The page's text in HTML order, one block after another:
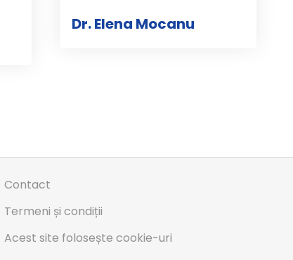
Dr. Elena Mocanu
Contact
Termeni și condiții
Acest site folosește cookie-uri